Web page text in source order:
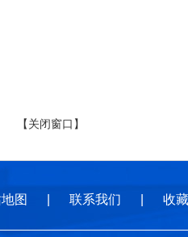
【关闭窗口】
图 联系我们 收